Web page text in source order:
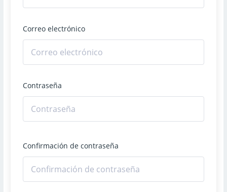
Correo electrónico
Contraseña
Confirmación de contraseña